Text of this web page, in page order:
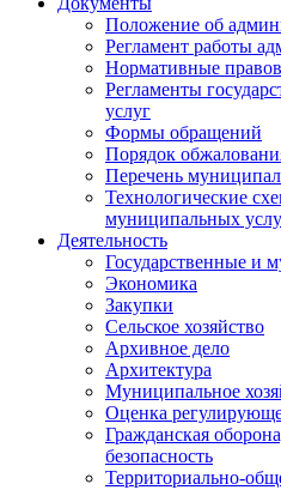
Положение об
Регламент работы
Нормативные
Регламенты
услуг
Формы обращений
Порядок
Перечень
Технологические
муниципальных
Деятельность
Государственные и
Экономика
Закупки
Сельское хозяйство
Архивное дело
Архитектура
Муниципальное
Оценка
Гражданская
безопасность
Территориально-